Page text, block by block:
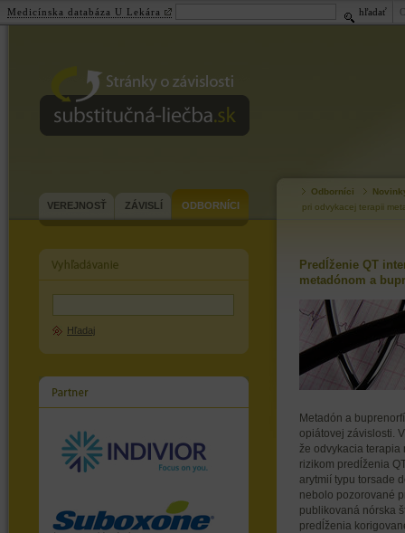
substitučná-liečba.sk
VEREJNOSŤ ZÁVISLÍ ODBORNÍCI
Hľadaj
Odborníci
pri odvykacej terapii
Predĺženie QT
metadónom a
Metadón a
opiátovej závislosti.
že odvykacia
rizikom predĺženia
arytmií typu torsade
nebolo pozorované
publikovaná nórska
predĺženia
Medicínska databáza U Lekára hľadať